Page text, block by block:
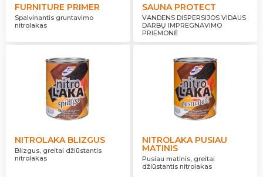
FURNITURE PRIMER
Spalvinantis gruntavimo
nitrolakas
SAUNA PROTECT
VANDENS DISPERSIJOS VIDAUS
DARBŲ IMPREGNAVIMO
PRIEMONĖ
NITROLAKA BLIZGUS
Blizgus, greitai džiūstantis
nitrolakas
NITROLAKA PUSIAU
MATINIS
Pusiau matinis, greitai
džiūstantis nitrolakas